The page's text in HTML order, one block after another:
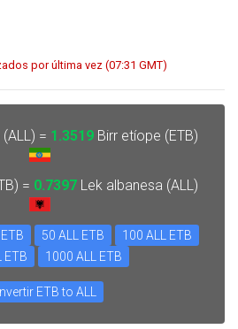
por última vez (07:31 GMT)
= 1.3519 Birr etíope (ETB)
= 0.7397 Lek albanesa (ALL)
50 ALL ETB
100 ALL ETB
ETB
1000 ALL ETB
ETB to ALL